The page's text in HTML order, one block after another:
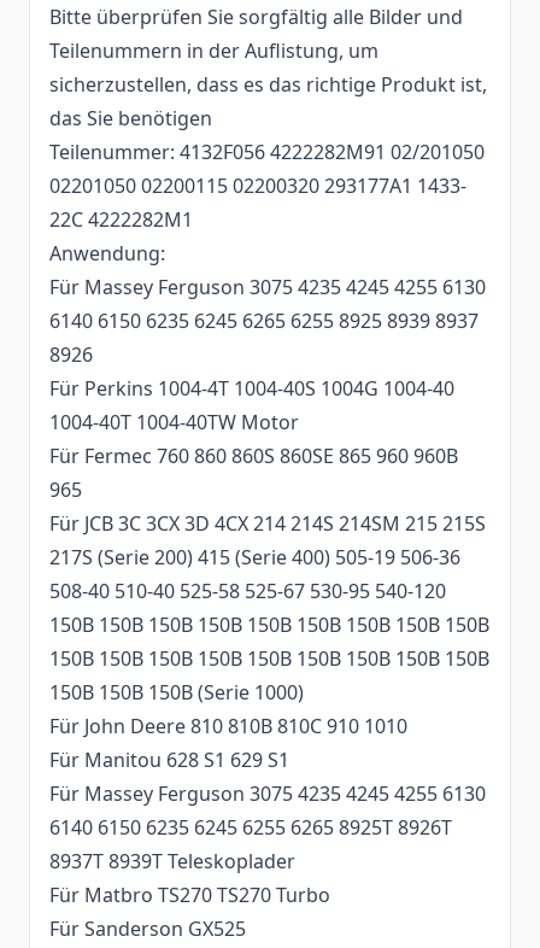
Bitte überprüfen Sie sorgfältig alle Bilder und
Teilenummern in der Auflistung, um
sicherzustellen, dass es das richtige Produkt ist,
das Sie benötigen
Teilenummer: 4132F056 4222282M91 02/201050
02201050 02200115 02200320 293177A1 1433-
22C 4222282M1
Anwendung:
Für Massey Ferguson 3075 4235 4245 4255 6130
6140 6150 6235 6245 6265 6255 8925 8939 8937
8926
Für Perkins 1004-4T 1004-40S 1004G 1004-40
1004-40T 1004-40TW Motor
Für Fermec 760 860 860S 860SE 865 960 960B
965
Für JCB 3C 3CX 3D 4CX 214 214S 214SM 215 215S
217S (Serie 200) 415 (Serie 400) 505-19 506-36
508-40 510-40 525-58 525-67 530-95 540-120
150B 150B 150B 150B 150B 150B 150B 150B 150B
150B 150B 150B 150B 150B 150B 150B 150B 150B
150B 150B 150B (Serie 1000)
Für John Deere 810 810B 810C 910 1010
Für Manitou 628 S1 629 S1
Für Massey Ferguson 3075 4235 4245 4255 6130
6140 6150 6235 6245 6255 6265 8925T 8926T
8937T 8939T Teleskoplader
Für Matbro TS270 TS270 Turbo
Für Sanderson GX525